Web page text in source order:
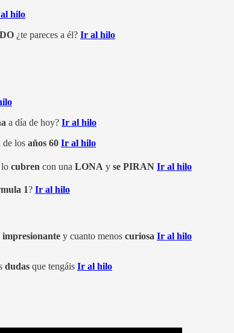
hilo
¿te pareces a él? Ir al hilo
a día de hoy? Ir al hilo
de los años 60 Ir al hilo
lo cubren con una LONA y se PIRAN Ir al hilo
1? Ir al hilo
impresionante y cuanto menos curiosa Ir al hilo
dudas que tengáis Ir al hilo